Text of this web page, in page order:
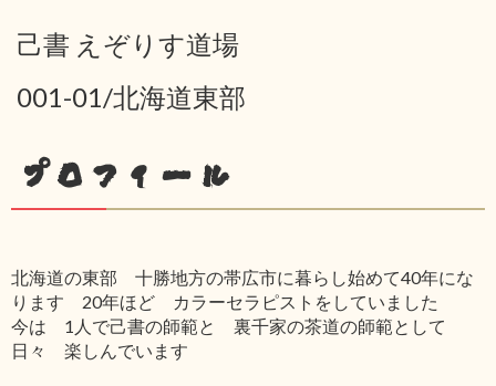
己書 えぞりす道場
001-01/北海道東部
プロフィール
北海道の東部 十勝地方の帯広市に暮らし始めて40年にな
ります 20年ほど カラーセラピストをしていました
今は 1人で己書の師範と 裏千家の茶道の師範として
日々 楽しんでいます